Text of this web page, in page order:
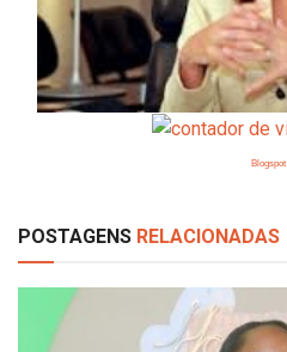
Blogspot
POSTAGENS RELACIONADAS